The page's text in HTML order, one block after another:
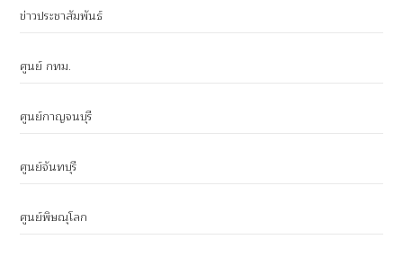
ข่าวประชาสัมพันธ์
ศูนย์ กทม.
ศูนย์กาญจนบุรี
ศูนย์จันทบุรี
ศูนย์พิษณุโลก